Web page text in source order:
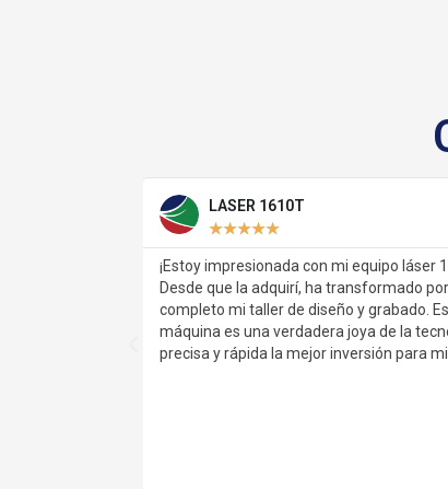
LASER 1610T
★
¡Estoy impresionada con mi equipo láser 1610T!
Desde que la adquirí, ha transformado por
completo mi taller de diseño y grabado. Esta
máquina es una verdadera joya de la tecnología. Es
precisa y rápida la mejor inversión para mi negocio.